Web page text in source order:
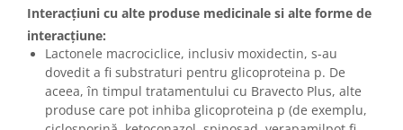
Interacțiuni cu alte produse medicinale si alte forme de
interacțiune:
Lactonele macrociclice, inclusiv moxidectin, s-au
dovedit a fi substraturi pentru glicoproteina p. De
aceea, în timpul tratamentului cu Bravecto Plus, alte
produse care pot inhiba glicoproteina p (de exemplu,